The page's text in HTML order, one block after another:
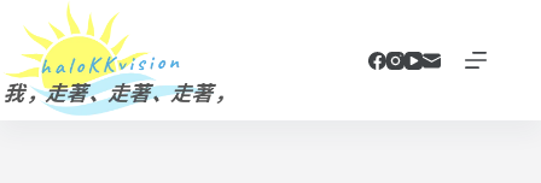
主
要